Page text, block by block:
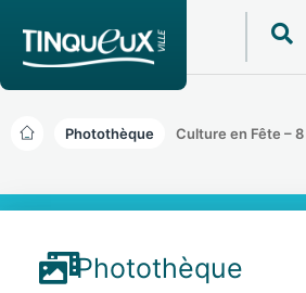
Photothèque Culture en Fête –
Photothèque